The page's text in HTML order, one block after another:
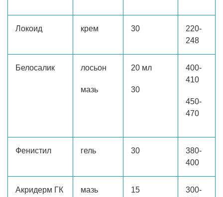
Локоид крем 30
220-
248
Белосалик лосьон
мазь
20 мл
30
400-
410
450-
470
Фенистил гель 30
380-
400
Акридерм ГК мазь 15
300-